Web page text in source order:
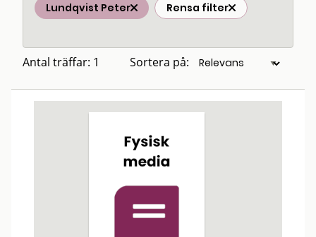
Lundqvist Peter Rensa filter
Antal träffar: 1 Sortera på: